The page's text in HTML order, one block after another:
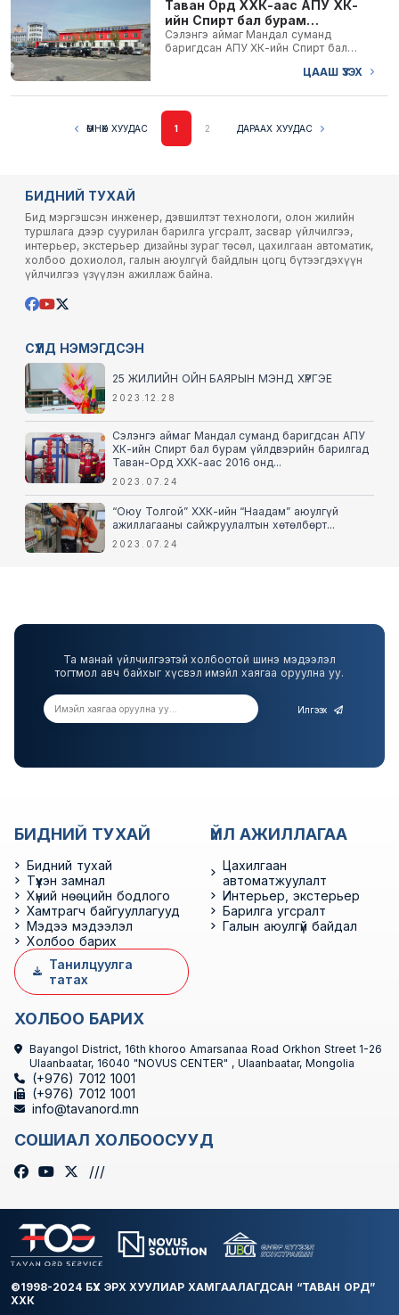
Таван Орд ХХК-аас АПУ ХК-
ийн Спирт бал бурам
үйлдвэрийн барилгад Галын
системийн засвар...
Сэлэнгэ аймаг Мандал суманд
баригдсан АПУ ХК-ийн Спирт бал
ЦААШ ҮЗЭХ
ӨМНӨХ ХУУДАС 1 2 ДАРААХ ХУУДАС
БИДНИЙ ТУХАЙ
Бид мэргэшсэн инженер, дэвшилтэт технологи, олон жилийн
туршлага дээр суурилан барилга угсралт, засвар үйлчилгээ,
интерьер, экстерьер дизайны зураг төсөл, цахилгаан автоматик,
холбоо дохиолол, галын аюулгүй байдлын цогц бүтээгдэхүүн
үйлчилгээ үзүүлэн ажиллаж байна.
СҮҮЛД НЭМЭГДСЭН
25 ЖИЛИЙН ОЙН БАЯРЫН МЭНД ХҮРГЭЕ
2023.12.28
Сэлэнгэ аймаг Мандал суманд баригдсан АПУ
ХК-ийн Спирт бал бурам үйлдвэрийн барилгад
Таван-Орд ХХК-аас 2016 онд...
2023.07.24
“Оюу Толгой” ХХК-ийн “Наадам” аюулгүй
ажиллагааны сайжруулалтын хөтөлбөрт...
2023.07.24
Та манай үйлчилгээтэй холбоотой шинэ мэдээлэл
тогтмол авч байхыг хүсвэл имэйл хаягаа оруулна уу.
Илгээх
БИДНИЙ ТУХАЙ
Бидний тухай
Түүхэн замнал
Хүний нөөцийн бодлого
Хамтрагч байгууллагууд
Мэдээ мэдээлэл
Холбоо барих
Танилцуулга
татах
ҮЙЛ АЖИЛЛАГАА
Цахилгаан
автоматжуулалт
Интерьер, экстерьер
Барилга угсралт
Галын аюулгүй байдал
ХОЛБОО БАРИХ
Bayangol District, 16th khoroo Amarsanaa Road Orkhon Street 1-26
Ulaanbaatar, 16040 "NOVUS CENTER" , Ulaanbaatar, Mongolia
(+976) 7012 1001
(+976) 7012 1001
info@tavanord.mn
СОШИАЛ ХОЛБООСУУД
///
©1998-2024 БҮХ ЭРХ ХУУЛИАР ХАМГААЛАГДСАН “ТАВАН ОРД”
ХХК